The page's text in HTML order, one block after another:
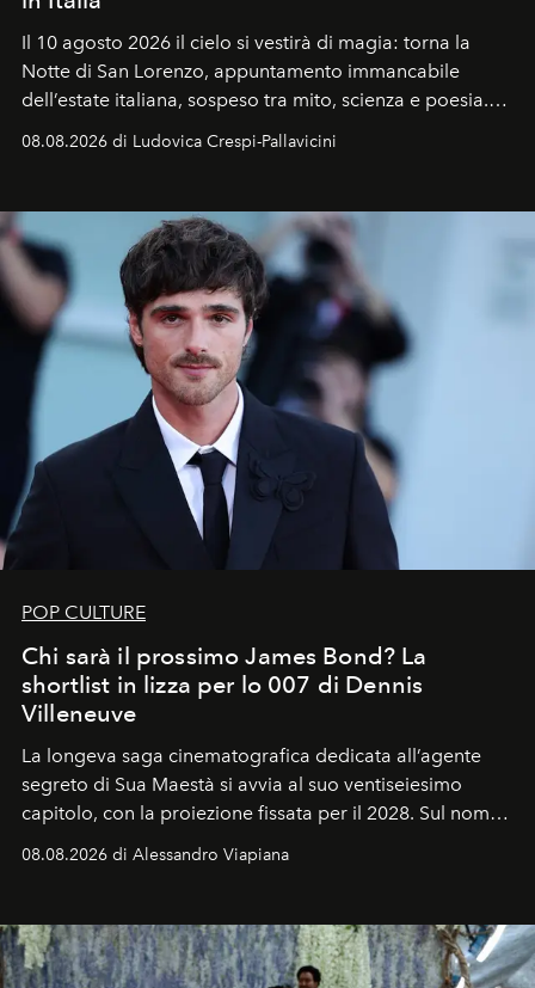
Il 10 agosto 2026 il cielo si vestirà di magia: torna la
Notte di San Lorenzo, appuntamento immancabile
dell’estate italiana, sospeso tra mito, scienza e poesia.
celeste per seguire il passaggio delle
all’universo i desideri più segreti
08.08.2026 di Ludovica Crespi-Pallavicini
POP CULTURE
Chi sarà il prossimo James Bond? La
shortlist in lizza per lo 007 di Dennis
Villeneuve
La longeva saga cinematografica dedicata all’agente
segreto di Sua Maestà si avvia al suo ventiseiesimo
capitolo, con la proiezione fissata per il 2028. Sul nome
Craig, però, regna ancora il più assoluto riserbo.
08.08.2026 di Alessandro Viapiana